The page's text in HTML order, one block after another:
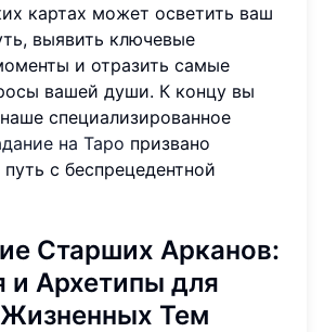
картах может осветить ваш
выявить ключевые
и отразить самые
вашей души. К концу вы
специализированное
на Таро призвано
с беспрецедентной
Старших Арканов:
и Архетипы для
Тем